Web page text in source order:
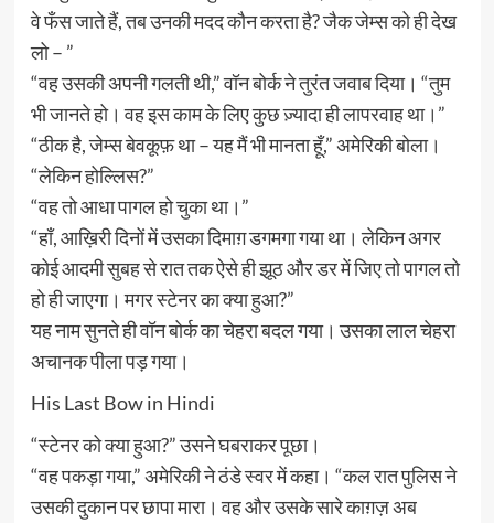
वे फँस जाते हैं, तब उनकी मदद कौन करता है? जैक जेम्स को ही देख
लो – ”
“वह उसकी अपनी गलती थी,” वॉन बोर्क ने तुरंत जवाब दिया। “तुम
भी जानते हो। वह इस काम के लिए कुछ ज़्यादा ही लापरवाह था।”
“ठीक है, जेम्स बेवकूफ़ था – यह मैं भी मानता हूँ,” अमेरिकी बोला।
“लेकिन होल्लिस?”
“वह तो आधा पागल हो चुका था।”
“हाँ, आख़िरी दिनों में उसका दिमाग़ डगमगा गया था। लेकिन अगर
कोई आदमी सुबह से रात तक ऐसे ही झूठ और डर में जिए तो पागल तो
हो ही जाएगा। मगर स्टेनर का क्या हुआ?”
यह नाम सुनते ही वॉन बोर्क का चेहरा बदल गया। उसका लाल चेहरा
अचानक पीला पड़ गया।
His Last Bow in Hindi
“स्टेनर को क्या हुआ?” उसने घबराकर पूछा।
“वह पकड़ा गया,” अमेरिकी ने ठंडे स्वर में कहा। “कल रात पुलिस ने
उसकी दुकान पर छापा मारा। वह और उसके सारे काग़ज़ अब